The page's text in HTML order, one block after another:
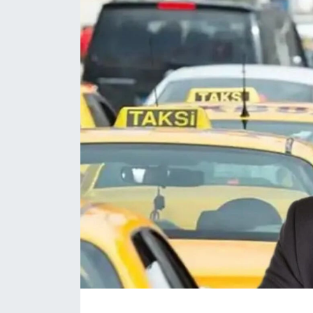
Daday Haberleri
Devrekani Haberleri
Doğanyurt Haberleri
Hanönü Haberleri
İhsangazi Haberleri
İnebolu Haberleri
Küre Haberleri
Merkez Haberleri